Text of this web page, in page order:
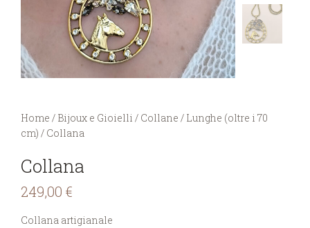
You are here:
Home / Bijoux e Gioielli / Collane / Lunghe (oltre i 70
cm) / Collana
Collana
249,00 €
Collana artigianale